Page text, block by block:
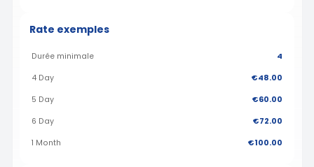
Rate exemples
Durée minimale 4
4 Day €48.00
5 Day €60.00
6 Day €72.00
1 Month €100.00